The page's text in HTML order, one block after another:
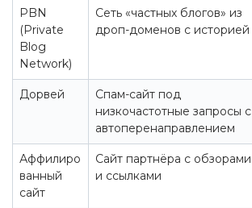
PBN
(Private
Blog
Network)
Сеть «частных блогов» из
дроп-доменов с историей
Дорвей
Спам-сайт под
низкочастотные запросы с
автоперенаправлением
Аффилиро
ванный
сайт
Сайт партнёра с обзорами
и ссылками